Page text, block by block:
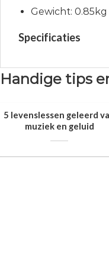
Gewicht: 0.85kg
Specificaties
Handige tips
5 levenslessen geleerd
muziek en geluid